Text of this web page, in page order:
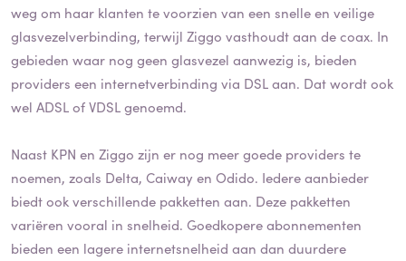
weg om haar klanten te voorzien van een snelle en veilige
glasvezelverbinding, terwijl Ziggo vasthoudt aan de coax. In
gebieden waar nog geen glasvezel aanwezig is, bieden
providers een internetverbinding via DSL aan. Dat wordt ook
wel ADSL of VDSL genoemd.
Naast KPN en Ziggo zijn er nog meer goede providers te
noemen, zoals Delta, Caiway en Odido. Iedere aanbieder
biedt ook verschillende pakketten aan. Deze pakketten
variëren vooral in snelheid. Goedkopere abonnementen
bieden een lagere internetsnelheid aan dan duurdere